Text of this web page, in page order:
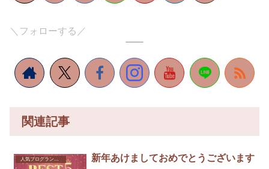
＼フォローする／
関連記事
新年あけましておめでとうございます